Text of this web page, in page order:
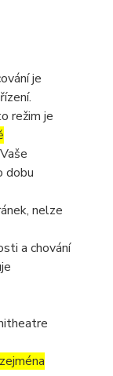
je
režim je
dobu
nelze
a chování